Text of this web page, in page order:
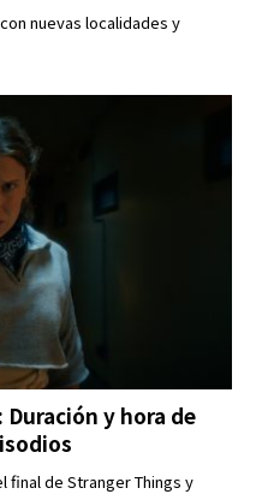
nuevas localidades y
y hora de
de Stranger Things y